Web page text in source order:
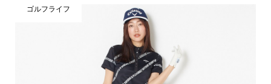
ゴルフライフ